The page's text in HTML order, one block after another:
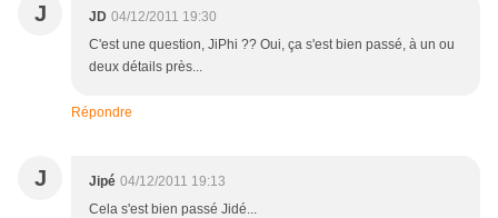
J JD 04/12/2011 19:30
C'est une question, JiPhi ?? Oui, ça s'est bien passé, à un ou
deux détails près...
Répondre
J Jipé 04/12/2011 19:13
Cela s'est bien passé Jidé...